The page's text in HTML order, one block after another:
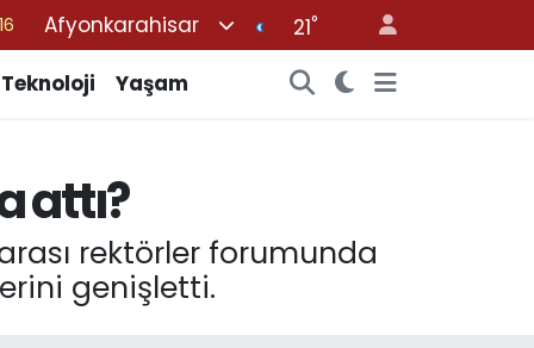
Afyonkarahisar 21°
Teknoloji Yaşam
attı?
rektörler forumunda
genişletti.